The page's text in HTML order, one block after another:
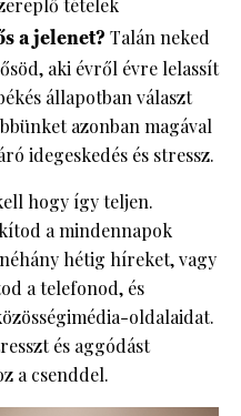
tételek
a jelenet? Talán neked
aki évről évre lelassít
állapotban választ
azonban magával
idegeskedés és stressz.
hogy így teljen.
a mindennapok
hétig híreket, vagy
a telefonod, és
oldalaidat.
és aggódást
a csenddel.